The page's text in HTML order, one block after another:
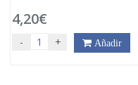
4,20€
- + Añadir